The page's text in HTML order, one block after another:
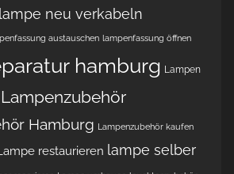
lampe neu verkabeln
austauschen lampenfassung öffnen
hamburg Lampen
Lampenzubehör
Hamburg Lampenzubehör kaufen
restaurieren lampe selber